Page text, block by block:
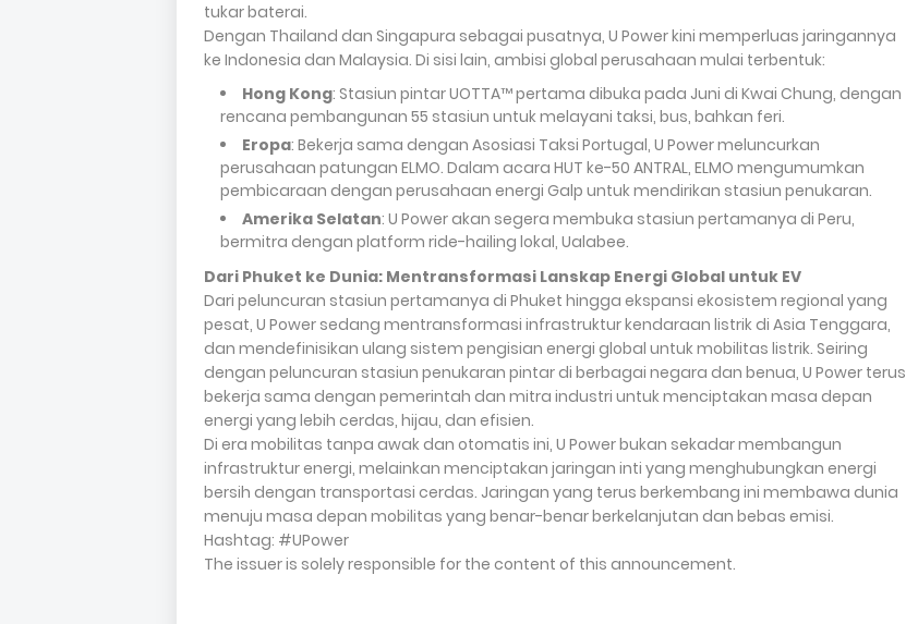
tukar baterai.
Dengan Thailand dan Singapura sebagai pusatnya, U Power kini memperluas jaringannya
ke Indonesia dan Malaysia. Di sisi lain, ambisi global perusahaan mulai terbentuk:
Hong Kong: Stasiun pintar UOTTA™ pertama dibuka pada Juni di Kwai Chung, dengan
rencana pembangunan 55 stasiun untuk melayani taksi, bus, bahkan feri.
Eropa: Bekerja sama dengan Asosiasi Taksi Portugal, U Power meluncurkan
perusahaan patungan ELMO. Dalam acara HUT ke-50 ANTRAL, ELMO mengumumkan
pembicaraan dengan perusahaan energi Galp untuk mendirikan stasiun penukaran.
Amerika Selatan: U Power akan segera membuka stasiun pertamanya di Peru,
bermitra dengan platform ride-hailing lokal, Ualabee.
Dari Phuket ke Dunia: Mentransformasi Lanskap Energi Global untuk EV
Dari peluncuran stasiun pertamanya di Phuket hingga ekspansi ekosistem regional yang
pesat, U Power sedang mentransformasi infrastruktur kendaraan listrik di Asia Tenggara,
dan mendefinisikan ulang sistem pengisian energi global untuk mobilitas listrik. Seiring
dengan peluncuran stasiun penukaran pintar di berbagai negara dan benua, U Power terus
bekerja sama dengan pemerintah dan mitra industri untuk menciptakan masa depan
energi yang lebih cerdas, hijau, dan efisien.
Di era mobilitas tanpa awak dan otomatis ini, U Power bukan sekadar membangun
infrastruktur energi, melainkan menciptakan jaringan inti yang menghubungkan energi
bersih dengan transportasi cerdas. Jaringan yang terus berkembang ini membawa dunia
menuju masa depan mobilitas yang benar-benar berkelanjutan dan bebas emisi.
Hashtag: #UPower
The issuer is solely responsible for the content of this announcement.